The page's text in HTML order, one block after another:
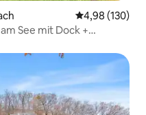
4,98 (130)
See mit Dock +